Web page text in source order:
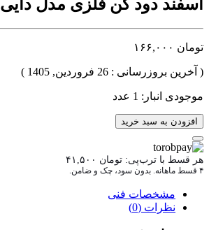
اسفند دود کن فلزی مدل دایی ۶
تومان
( آخرین بروزرسانی : 26 فروردین, 1405 )
موجودی انبار: 1 عدد
افزودن به سبد خرید
هر قسط با ترب‌پی: تومان
۴ قسط ماهانه. بدون سود، چک و ضامن.
مشخصات فنی
نظرات (0)